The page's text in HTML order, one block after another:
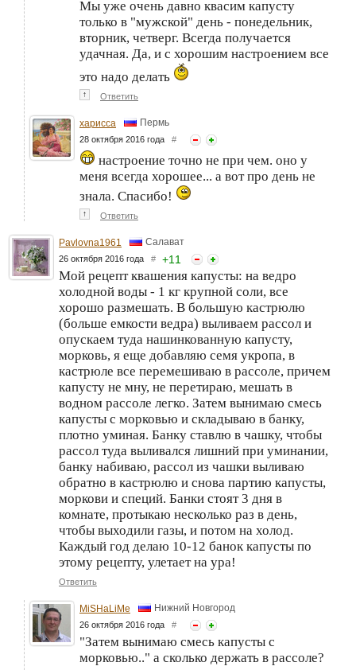
Мы уже очень давно квасим капусту
только в "мужской" день - понедельник,
вторник, четверг. Всегда получается
удачная. Да, и с хорошим настроением все
это надо делать
↑ Ответить
харисса Пермь
28 октября 2016 года #
настроение точно не при чем. оно у
меня всегда хорошее... а вот про день не
знала. Спасибо!
↑ Ответить
Pavlovna1961 Салават
26 октября 2016 года # +11
Мой рецепт квашения капусты: на ведро
холодной воды - 1 кг крупной соли, все
хорошо размешать. В большую кастрюлю
(больше емкости ведра) выливаем рассол и
опускаем туда нашинкованную капусту,
морковь, я еще добавляю семя укропа, в
кастрюле все перемешиваю в рассоле, причем
капусту не мну, не перетираю, мешать в
водном рассоле легко. Затем вынимаю смесь
капусты с морковью и складываю в банку,
плотно уминая. Банку ставлю в чашку, чтобы
рассол туда выливался лишний при уминании,
банку набиваю, рассол из чашки выливаю
обратно в кастрюлю и снова партию капусты,
моркови и специй. Банки стоят 3 дня в
комнате, протыкаю несколько раз в день,
чтобы выходили газы, и потом на холод.
Каждый год делаю 10-12 банок капусты по
этому рецепту, улетает на ура!
Ответить
MiSHaLiMe Нижний Новгород
26 октября 2016 года #
"Затем вынимаю смесь капусты с
морковью.." а сколько держать в рассоле?